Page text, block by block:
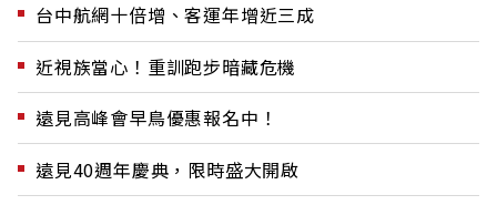
台中航網十倍增、客運年增近三成
近視族當心！重訓跑步暗藏危機
遠見高峰會早鳥優惠報名中！
遠見40週年慶典，限時盛大開啟